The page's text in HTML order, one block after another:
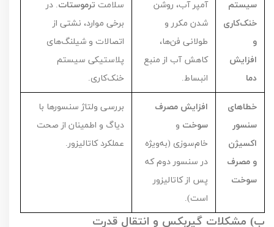
سیستم
خنک‌کاری
و
افزایش
دما
آمپر آب، روشن
شدن مکرر و
طولانی فن‌ها،
کاهش آب از منبع
انبساط.
سلامت ترموستات. در
برخی موارد، نشتی از
اتصالات و شیلنگ‌های
پلاستیکی سیستم
خنک‌کاری.
خطاهای
سنسور
اکسیژن
و مصرف
سوخت
افزایش مصرف
سوخت و
خام‌سوزی (به‌ویژه
در سنسور دوم که
پس از کاتالیزور
است).
بررسی ولتاژ سنسورها با
دیاگ و اطمینان از صحت
عملکرد کاتالیزور.
ب) مشکلات گیربکس و انتقال قدرت